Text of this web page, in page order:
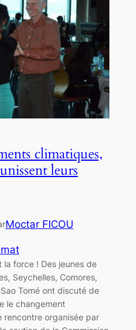
climatiques,
leurs
Moctar FICOU
la force ! Des jeunes de
Seychelles, Comores,
Tomé ont discuté de
le changement
rencontre organisée par